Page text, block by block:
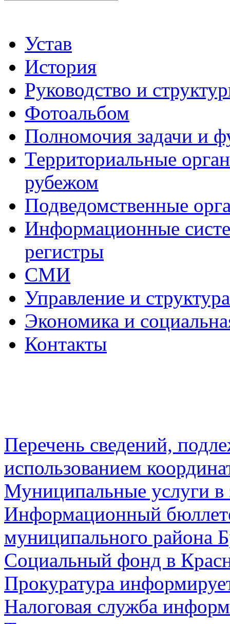
Устав
История
Руководство и
Фотоальбом
Полномочия задачи и
Территориальные
рубежом
Подведомственные
Информационные
регистры
СМИ
Управление и
Экономика и
Контакты
Перечень сведений,
использованием
Муниципальные услуги в
Информационный
муниципального района
Социальный фонд в
Прокуратура
Налоговая служба